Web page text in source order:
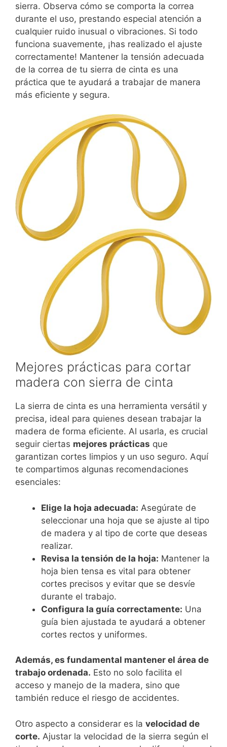
sierra. Observa cómo se comporta la correa
durante el uso, prestando especial atención a
cualquier ruido inusual o vibraciones. Si todo
funciona suavemente, ¡has realizado el ajuste
correctamente! Mantener la tensión adecuada
de la correa de tu sierra de cinta es una
práctica que te ayudará a trabajar de manera
más eficiente y segura.
Mejores prácticas para cortar
madera con sierra de cinta
La sierra de cinta es una herramienta versátil y
precisa, ideal para quienes desean trabajar la
madera de forma eficiente. Al usarla, es crucial
seguir ciertas mejores prácticas que
garantizan cortes limpios y un uso seguro. Aquí
te compartimos algunas recomendaciones
esenciales:
Elige la hoja adecuada: Asegúrate de
seleccionar una hoja que se ajuste al tipo
de madera y al tipo de corte que deseas
realizar.
Revisa la tensión de la hoja: Mantener la
hoja bien tensa es vital para obtener
cortes precisos y evitar que se desvíe
durante el trabajo.
Configura la guía correctamente: Una
guía bien ajustada te ayudará a obtener
cortes rectos y uniformes.
Además, es fundamental mantener el área de
trabajo ordenada. Esto no solo facilita el
acceso y manejo de la madera, sino que
también reduce el riesgo de accidentes.
Otro aspecto a considerar es la velocidad de
corte. Ajustar la velocidad de la sierra según el